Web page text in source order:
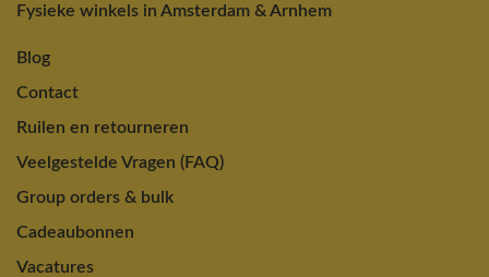
Fysieke winkels in Amsterdam & Arnhem
Blog
Contact
Ruilen en retourneren
Veelgestelde Vragen (FAQ)
Group orders & bulk
Cadeaubonnen
Vacatures